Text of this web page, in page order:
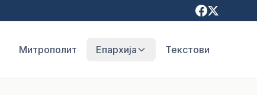
Митрополит Епархија Текстови